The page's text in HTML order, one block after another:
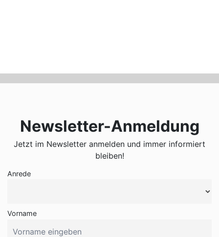
Newsletter-Anmeldung
Jetzt im Newsletter anmelden und immer informiert
bleiben!
Anrede
Vorname